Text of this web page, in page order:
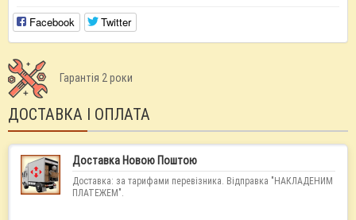
Facebook Twitter
Гарантія 2 роки
ДОСТАВКА І ОПЛАТА
Доставка Новою Поштою
Доставка: за тарифами перевізника. Відправка "НАКЛАДЕНИМ
ПЛАТЕЖЕМ".